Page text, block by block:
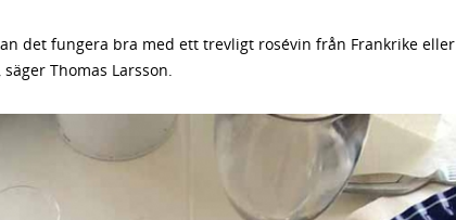
det fungera bra med ett trevligt rosévin från Frankrike eller
Thomas Larsson.